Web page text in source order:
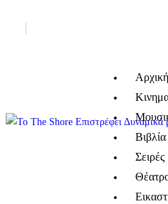
Αρχική
Βιβλία
Σειρές